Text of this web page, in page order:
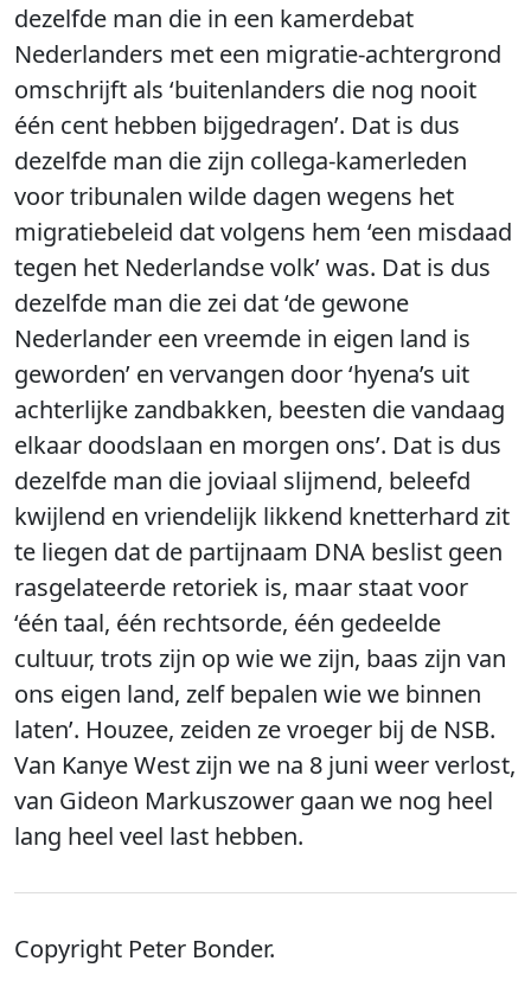
dezelfde man die in een kamerdebat
Nederlanders met een migratie-achtergrond
omschrijft als ‘buitenlanders die nog nooit
één cent hebben bijgedragen’. Dat is dus
dezelfde man die zijn collega-kamerleden
voor tribunalen wilde dagen wegens het
migratiebeleid dat volgens hem ‘een misdaad
tegen het Nederlandse volk’ was. Dat is dus
dezelfde man die zei dat ‘de gewone
Nederlander een vreemde in eigen land is
geworden’ en vervangen door ‘hyena’s uit
achterlijke zandbakken, beesten die vandaag
elkaar doodslaan en morgen ons’. Dat is dus
dezelfde man die joviaal slijmend, beleefd
kwijlend en vriendelijk likkend knetterhard zit
te liegen dat de partijnaam DNA beslist geen
rasgelateerde retoriek is, maar staat voor
‘één taal, één rechtsorde, één gedeelde
cultuur, trots zijn op wie we zijn, baas zijn van
ons eigen land, zelf bepalen wie we binnen
laten’. Houzee, zeiden ze vroeger bij de NSB.
Van Kanye West zijn we na 8 juni weer verlost,
van Gideon Markuszower gaan we nog heel
lang heel veel last hebben.
Copyright Peter Bonder.